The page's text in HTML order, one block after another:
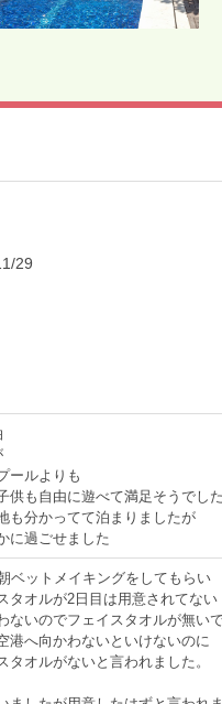
29
ールよりも
供も自由に遊べて満足そうでした
も分かってて泊まりましたが
に過ごせました
ベットメイキングをしてもらい
タオルが2日目は用意されてない
ないのでフェイスタオルが無い
港へ向かわないといけないのに
タオルがないと言われました。